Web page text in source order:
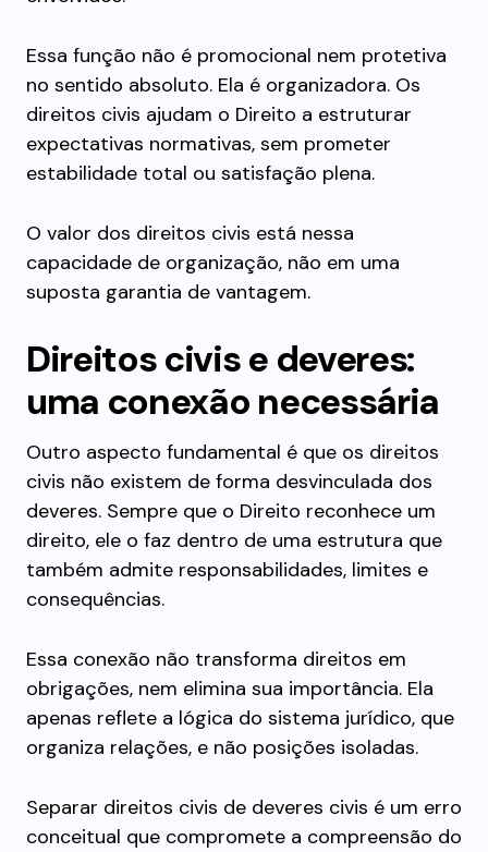
Essa função não é promocional nem protetiva
no sentido absoluto. Ela é organizadora. Os
direitos civis ajudam o Direito a estruturar
expectativas normativas, sem prometer
estabilidade total ou satisfação plena.
O valor dos direitos civis está nessa
capacidade de organização, não em uma
suposta garantia de vantagem.
Direitos civis e deveres:
uma conexão necessária
Outro aspecto fundamental é que os direitos
civis não existem de forma desvinculada dos
deveres. Sempre que o Direito reconhece um
direito, ele o faz dentro de uma estrutura que
também admite responsabilidades, limites e
consequências.
Essa conexão não transforma direitos em
obrigações, nem elimina sua importância. Ela
apenas reflete a lógica do sistema jurídico, que
organiza relações, e não posições isoladas.
Separar direitos civis de deveres civis é um erro
conceitual que compromete a compreensão do